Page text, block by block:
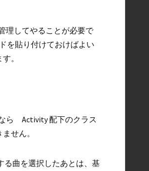
理してやることが必要で
を貼り付けておけばよい
。
ら Activity 配下のクラス
せん。
る曲を選択したあとは、基